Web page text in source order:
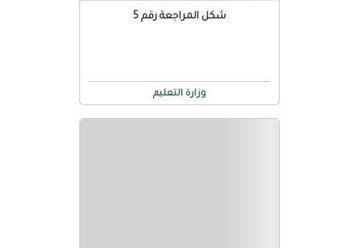
شكل المراجعة رقم 5
وزارة التعليم